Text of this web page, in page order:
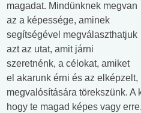
magadat. Mindünknek megvan
az a képessége, aminek
segítségével megválaszthatjuk
azt az utat, amit járni
szeretnénk, a célokat, amiket
el akarunk érni és az
megvalósítására törekszünk. A
hogy te magad képes vagy erre.